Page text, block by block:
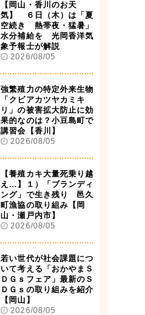
【岡山・香川のお天
気】 ６日（木）は「夏
空続き 熱帯夜・猛暑」
水分補給を 光岡香洋気
象予報士が解説
2026/08/05
強繁殖力の特定外来生物
「クビアカツヤカミキ
リ」の被害拡大防止に効
果的なのは？小豆島町で
講習会【香川】
2026/08/05
【養殖カキ大量死乗り越
え…】１）「ブランディ
ング」で生き残り 邑久
町漁協の取り組み【岡
山・瀬戸内市】
2026/08/05
若い世代が社会課題につ
いて考える「おかやまＳ
ＤＧｓフェア」最新のＳ
ＤＧｓの取り組みを紹介
【岡山】
2026/08/05